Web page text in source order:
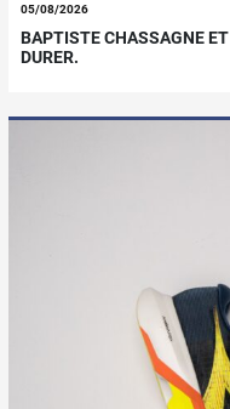
05/08/2026
BAPTISTE CHASSAGNE
DURER.